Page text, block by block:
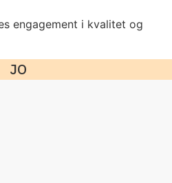
engagement i kvalitet og
JO